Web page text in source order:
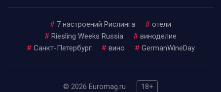
# 7 настроений Рислинга # отели
# Riesling Weeks Russia # виноделие
# Санкт-Петербург # вино # GermanWineDay
© 2026 Euromag.ru
18+